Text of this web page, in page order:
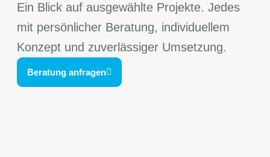
Ein Blick auf ausgewählte Projekte. Jedes
mit persönlicher Beratung, individuellem
Konzept und zuverlässiger Umsetzung.
Beratung anfragen